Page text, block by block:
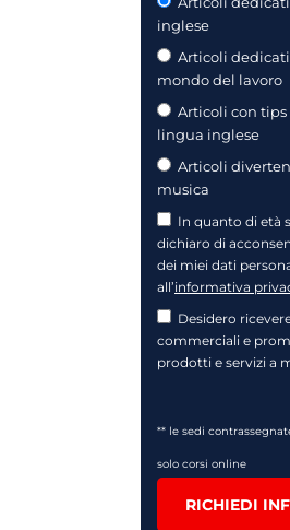
inglese
Articoli
mondo del lavoro
Articoli con tips
lingua inglese
Articoli
musica
In quanto di età
dichiaro di
dei miei dati
all’informativa
Desidero
commerciali e
prodotti e servizi a
** le sedi
solo corsi online
RICHIEDI